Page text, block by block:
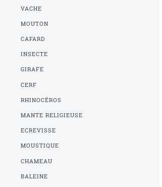
VACHE
MOUTON
CAFARD
INSECTE
GIRAFE
CERF
RHINOCÉROS
MANTE RELIGIEUSE
ECREVISSE
MOUSTIQUE
CHAMEAU
BALEINE